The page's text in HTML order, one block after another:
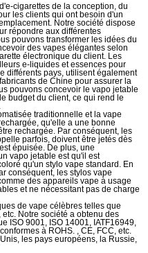
cigarettes de la conception, du
les clients qui ont besoin d'un
Notre société dispose
répondre aux différentes
pouvons transformer les idées du
des vapes élégantes selon
électronique du client. Les
e-liquides et essences pour
différents pays, utilisent également
de Chine pour assurer la
pouvons concevoir le vapo jetable
budget du client, ce qui rend le
traditionnelle et la vape
qu'elle a une bonne
rechargée. Par conséquent, les
parfois, doivent être jetés dès
épuisée. De plus, une
vapo jetable est qu'il est
qu'un stylo vape standard. En
conséquent, les stylos vape
des appareils vape à usage
et ne nécessitant pas de charge
de vape célèbres telles que
etc. Notre société a obtenu des
ISO 9001, ISO 14001, IATF16949,
à ROHS. , CE, FCC, etc.
les pays européens, la Russie,